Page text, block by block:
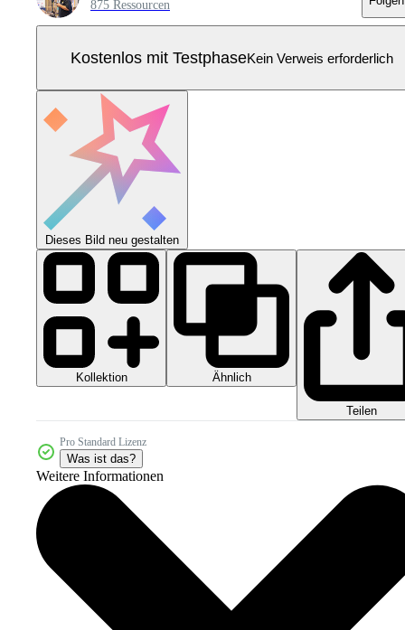
875 Ressourcen
Kostenlos mit TestphaseKein Verweis erforderlich
Dieses Bild neu gestalten
Kollektion Ähnlich
Teilen
Pro Standard Lizenz
Was ist das?
Weitere Informationen